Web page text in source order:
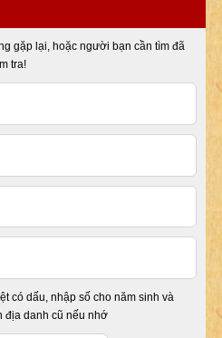
gặp lại, hoặc người bạn cần tìm đã
tra!
có dấu, nhập số cho năm sinh và
địa danh cũ nếu nhớ